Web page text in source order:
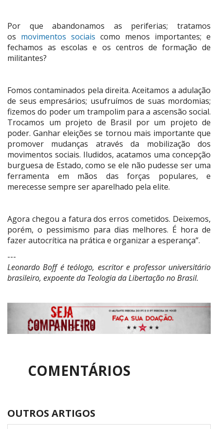
Por que abandonamos as periferias; tratamos
os movimentos sociais como menos importantes; e
fechamos as escolas e os centros de formação de
militantes?
Fomos contaminados pela direita. Aceitamos a adulação
de seus empresários; usufruímos de suas mordomias;
fizemos do poder um trampolim para a ascensão social.
Trocamos um projeto de Brasil por um projeto de
poder. Ganhar eleições se tornou mais importante que
promover mudanças através da mobilização dos
movimentos sociais. Iludidos, acatamos uma concepção
burguesa de Estado, como se ele não pudesse ser uma
ferramenta em mãos das forças populares, e
merecesse sempre ser aparelhado pela elite.
Agora chegou a fatura dos erros cometidos. Deixemos,
porém, o pessimismo para dias melhores. É hora de
fazer autocrítica na prática e organizar a esperança”.
---
Leonardo Boff é teólogo, escritor e professor universitário
brasileiro, expoente da Teologia da Libertação no Brasil.
COMENTÁRIOS
OUTROS ARTIGOS